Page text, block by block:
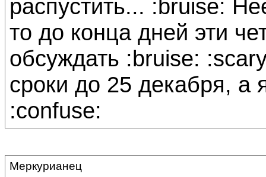
распустить... :bruise:
то до конца дней эти
обсуждать :bruise:
сроки до 25 декабря, а
:confuse:
Меркурианец